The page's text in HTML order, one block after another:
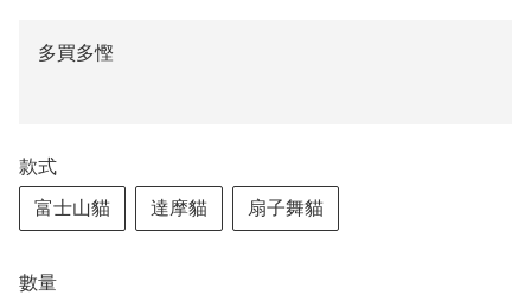
多買多慳
款式
富士山貓 達摩貓 扇子舞貓
數量